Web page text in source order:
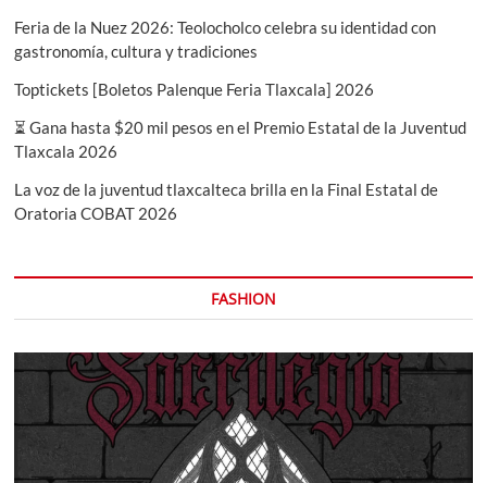
Feria de la Nuez 2026: Teolocholco celebra su identidad con
gastronomía, cultura y tradiciones
Toptickets [Boletos Palenque Feria Tlaxcala] 2026
⏳ Gana hasta $20 mil pesos en el Premio Estatal de la Juventud
Tlaxcala 2026
La voz de la juventud tlaxcalteca brilla en la Final Estatal de
Oratoria COBAT 2026
FASHION